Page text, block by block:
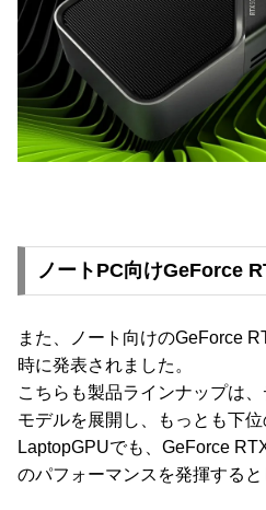
ノートPC向けGeForce
また、ノート向けのGeForce
時に発表されました。
こちらも製品ラインナップは
モデルを展開し、もっとも下
LaptopGPUでも、GeForce
のパフォーマンスを発揮すると